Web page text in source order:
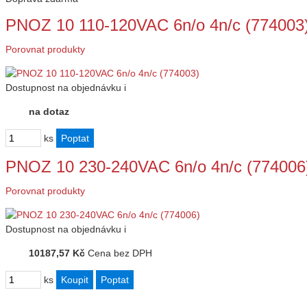
PNOZ 10 110-120VAC 6n/o 4n/c
Porovnat produkty
Dostupnost na objednávku i
na dotaz
ks
PNOZ 10 230-240VAC 6n/o 4n/c
Porovnat produkty
Dostupnost na objednávku i
10187,57 Kč Cena bez DPH
ks